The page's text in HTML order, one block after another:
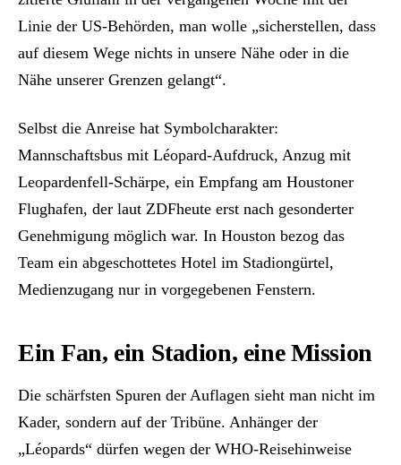
Linie der US-Behörden, man wolle „sicherstellen, dass
auf diesem Wege nichts in unsere Nähe oder in die
Nähe unserer Grenzen gelangt“.
Selbst die Anreise hat Symbolcharakter:
Mannschaftsbus mit Léopard-Aufdruck, Anzug mit
Leopardenfell-Schärpe, ein Empfang am Houstoner
Flughafen, der laut ZDFheute erst nach gesonderter
Genehmigung möglich war. In Houston bezog das
Team ein abgeschottetes Hotel im Stadiongürtel,
Medienzugang nur in vorgegebenen Fenstern.
Ein Fan, ein Stadion, eine Mission
Die schärfsten Spuren der Auflagen sieht man nicht im
Kader, sondern auf der Tribüne. Anhänger der
„Léopards“ dürfen wegen der WHO-Reisehinweise